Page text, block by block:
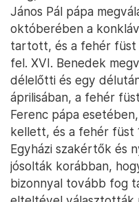
János Pál pápa
októberében a
tartott, és a fehér füst
fel. XVI. Benedek
délelőtti és egy
áprilisában, a fehér
Ferenc pápa
kellett, és a fehér füst
Egyházi szakértők és
jósolták korábban,
bizonnyal tovább fog